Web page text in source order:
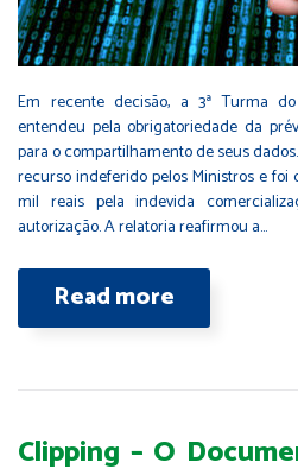
Em recente decisão, a 3ª Turma
entendeu pela obrigatoriedade da
para o compartilhamento de seus
recurso indeferido pelos Ministros e
mil reais pela indevida
autorização. A relatoria reafirmou a…
Read more
Clipping – O